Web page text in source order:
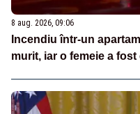
8 aug. 2026, 09:06
Incendiu într-un
murit, iar o femeie a